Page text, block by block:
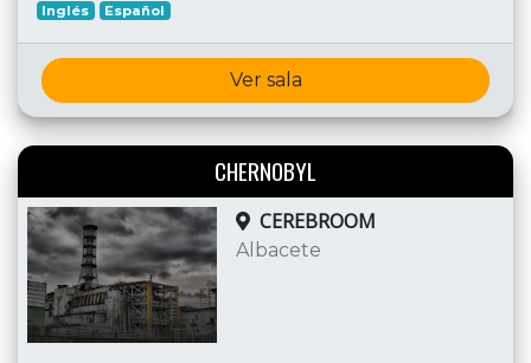
Inglés Español
Ver sala
CHERNOBYL
CEREBROOM
Albacete